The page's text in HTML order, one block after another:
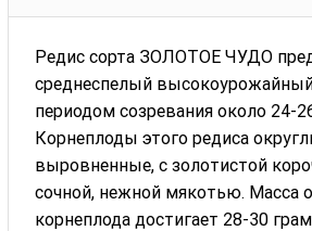
Редис сорта ЗОЛОТОЕ ЧУДО
среднеспелый
периодом созревания около 24-
Корнеплоды этого редиса
выровненные, с золотистой
сочной, нежной мякотью. Масса
корнеплода достигает 28-30